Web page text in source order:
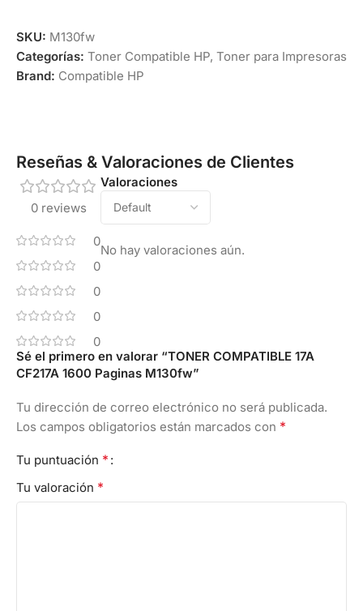
SKU: M130fw
Categorías: Toner Compatible HP, Toner para Impresoras
Brand: Compatible HP
Reseñas & Valoraciones de Clientes
0 reviews
0
0
0
0
0
Valoraciones
No hay valoraciones aún.
Sé el primero en valorar “TONER COMPATIBLE 17A
CF217A 1600 Paginas M130fw”
Tu dirección de correo electrónico no será publicada.
Los campos obligatorios están marcados con *
Tu puntuación *
Tu valoración *